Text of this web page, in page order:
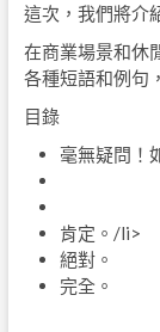
這次，我們將介
在商業場景和休
各種短語和例句
目錄
毫無疑問！
肯定。/li>
絕對。
完全。